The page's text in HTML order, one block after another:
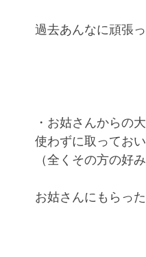
過去あんなに頑張
・お姑さんからの
使わずに取ってお
（全くその方の好
お姑さんにもらっ